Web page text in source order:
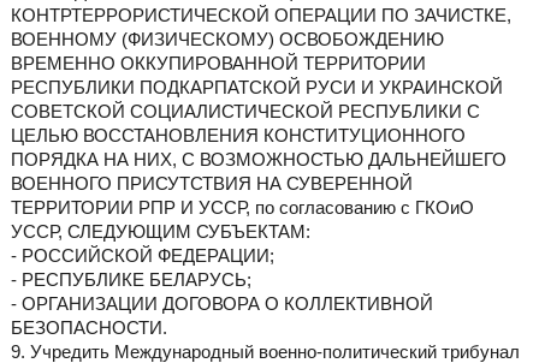
КОНТРТЕРРОРИСТИЧЕСКОЙ ОПЕРАЦИИ ПО ЗАЧИСТКЕ,
ВОЕННОМУ (ФИЗИЧЕСКОМУ) ОСВОБОЖДЕНИЮ
ВРЕМЕННО ОККУПИРОВАННОЙ ТЕРРИТОРИИ
РЕСПУБЛИКИ ПОДКАРПАТСКОЙ РУСИ И УКРАИНСКОЙ
СОВЕТСКОЙ СОЦИАЛИСТИЧЕСКОЙ РЕСПУБЛИКИ С
ЦЕЛЬЮ ВОССТАНОВЛЕНИЯ КОНСТИТУЦИОННОГО
ПОРЯДКА НА НИХ, С ВОЗМОЖНОСТЬЮ ДАЛЬНЕЙШЕГО
ВОЕННОГО ПРИСУТСТВИЯ НА СУВЕРЕННОЙ
ТЕРРИТОРИИ РПР И УССР, по согласованию с ГКОиО
УССР, СЛЕДУЮЩИМ СУБЪЕКТАМ:
- РОССИЙСКОЙ ФЕДЕРАЦИИ;
- РЕСПУБЛИКЕ БЕЛАРУСЬ;
- ОРГАНИЗАЦИИ ДОГОВОРА О КОЛЛЕКТИВНОЙ
БЕЗОПАСНОСТИ.
9. Учредить Международный военно-политический трибунал